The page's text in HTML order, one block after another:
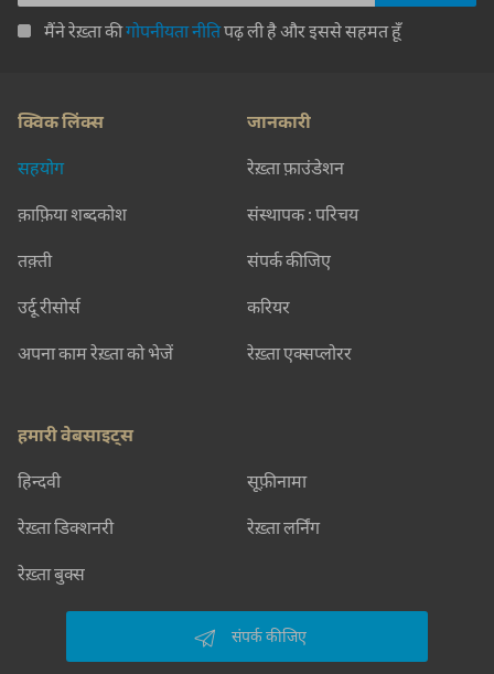
मैंने रेख़्ता कीगोपनीयता नीतिपढ़ ली है और इससे सहमत हूँ
क्विक लिंक्स
सहयोग
क़ाफ़िया शब्दकोश
तक़्ती
उर्दू रीसोर्स
अपना काम रेख़्ता को भेजें
जानकारी
रेख़्ता फ़ाउंडेशन
संस्थापक : परिचय
संपर्क कीजिए
करियर
रेख़्ता एक्सप्लोरर
हमारी वेबसाइट्स
हिन्दवी सूफ़ीनामा
रेख़्ता डिक्शनरी रेख़्ता लर्निंग
रेख़्ता बुक्स
संपर्क कीजिए